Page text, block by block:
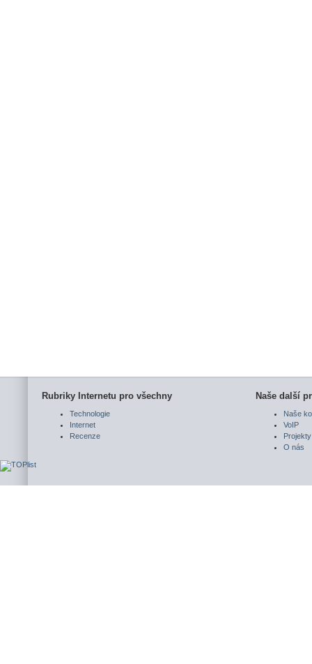
Rubriky Internetu pro všechny
Technologie
Internet
Recenze
Naše další
Naše
VoIP
Projekty
O nás